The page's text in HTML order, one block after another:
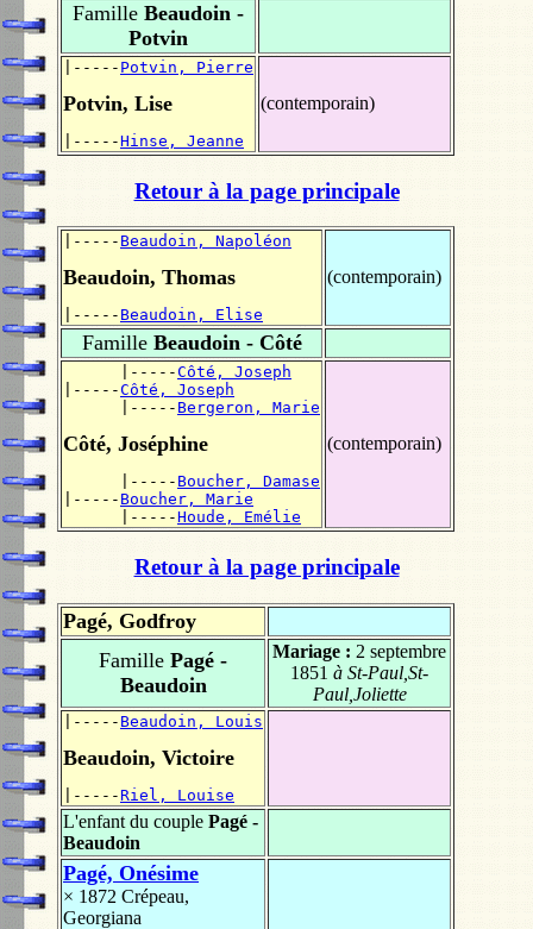
Famille Beaudoin -
Potvin
|----- Potvin, Pierre
Potvin, Lise
|-----Hinse, Jeanne
(contemporain)
Retour à la page principale
|----- Beaudoin, Napoléon
Beaudoin, Thomas
|----- Beaudoin, Elise
(contemporain)
FamilleBeaudoin - Côté
      |-----
Côté, Joseph
|-----Côté, Joseph
      |-----
Bergeron, Marie
Côté, Joséphine
      |-----
Boucher, Damase
|----- Boucher, Marie
      |-----
Houde, Emélie
(contemporain)
Retour à la page principale
Pagé, Godfroy
Famille Pagé -
Beaudoin
Mariage : 2 septembre
1851 à St-Paul,St-
Paul,Joliette
|----- Beaudoin, Louis
Beaudoin, Victoire
|-----Riel, Louise
L'enfant du couple Pagé -
Beaudoin
Pagé, Onésime
× 1872 Crépeau,
Georgiana